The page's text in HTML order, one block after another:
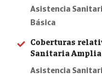
Asistencia
Básica
Coberturas
Sanitaria Amplia
Asistencia